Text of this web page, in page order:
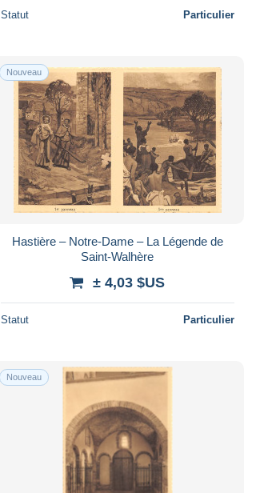
Statut Particulier
Nouveau
Hastière – Notre-Dame – La Légende de
Saint-Walhère
± 4,03 $US
Statut Particulier
Nouveau